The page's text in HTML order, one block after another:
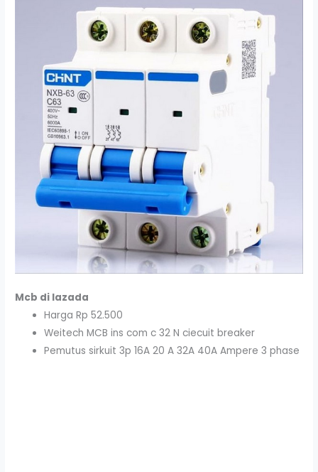
Mcb di lazada
Harga Rp 52.500
Weitech MCB ins com c 32 N ciecuit breaker
Pemutus sirkuit 3p 16A 20 A 32A 40A Ampere 3 phase